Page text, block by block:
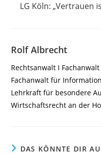
LG Köln: „Vertrauen
Rolf Albrecht
Rechtsanwalt I
Fachanwalt für
Lehrkraft für besondere
Wirtschaftsrecht an der
DAS KÖNNTE DIR